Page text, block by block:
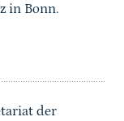
in Bonn.
der